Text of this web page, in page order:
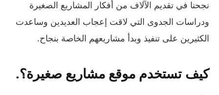
نجحنا في تقديم الآلاف من أفكار المشاريع الصغيرة
ودراسات الجدوى التي لاقت إعجاب العديدين وساعدت
الكثيرين على تنفيذ وبدأ مشاريعهم الخاصة بنجاح.
كيف تستخدم موقع مشاريع صغيرة؟.